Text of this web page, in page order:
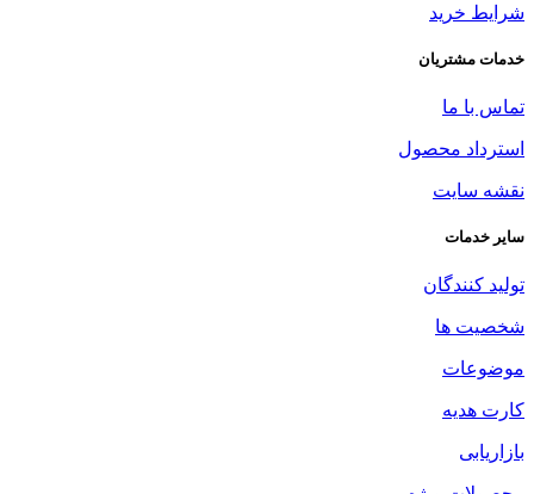
شرایط خرید
خدمات مشتریان
تماس با ما
استرداد محصول
نقشه سایت
سایر خدمات
تولید کنندگان
شخصیت ها
موضوعات
کارت هدیه
بازاریابی